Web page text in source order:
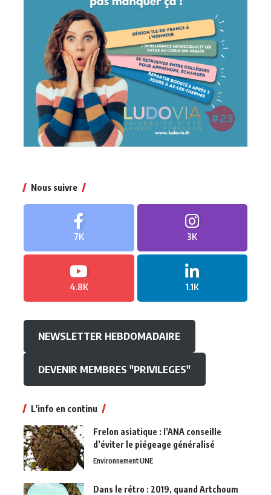
Nous suivre
7K 3K
4.8K 1.1K
NEWSLETTER HEBDOMADAIRE
DEVENIR MEMBRES "PRIVILEGES"
L'info en continu
Frelon asiatique : l’ANA conseille
d’éviter le piégeage généralisé
EnvironnementUNE
Dans le rétro : 2019, quand Artchoum